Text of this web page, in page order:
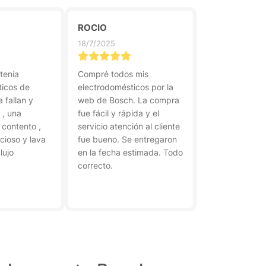
de
fallan y
una
,
y lava
ROCIO
18/7/2025
Compré todos mis
electrodomésticos por la
web de Bosch. La compra
fue fácil y rápida y el
servicio atención al cliente
fue bueno. Se entregaron
en la fecha estimada. Todo
correcto.